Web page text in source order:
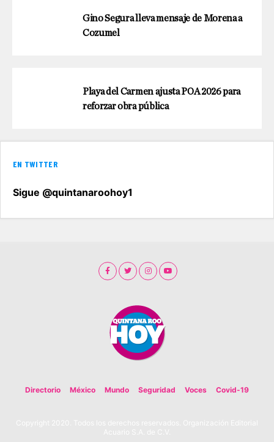
Gino Segura lleva mensaje de Morena a
Cozumel
Playa del Carmen ajusta POA 2026 para
reforzar obra pública
EN TWITTER
Sigue @quintanaroohoy1
Directorio México Mundo Seguridad Voces Covid-19